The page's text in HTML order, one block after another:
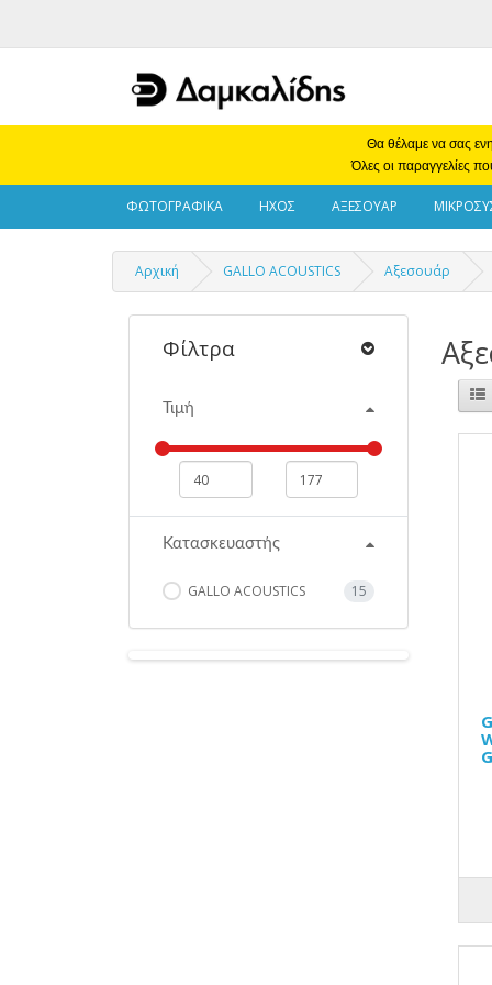
Θα θέλαμε να σας
Όλες οι παραγγελίες
ΦΩΤΟΓΡΑΦΙΚΑ ΗΧΟΣ ΑΞΕΣΟΥΑΡ
Αρχική GALLO ACOUSTICS Αξεσουάρ
Φίλτρα
Τιμή
Κατασκευαστής
GALLO ACOUSTICS 15